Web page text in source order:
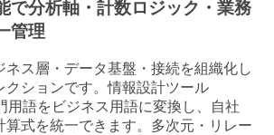
で分析軸・計数ロジック・業務
管理
ネス層・データ基盤・接続を組織化し
クションです。情報設計ツール
用語をビジネス用語に変換し、自社
算式を統一できます。多次元・リレー